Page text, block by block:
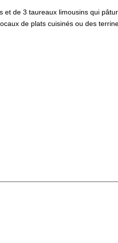
de 3 taureaux limousins qui
de plats cuisinés ou des